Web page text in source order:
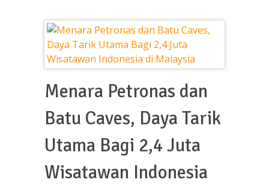
Menara Petronas dan
Batu Caves, Daya Tarik
Utama Bagi 2,4 Juta
Wisatawan Indonesia